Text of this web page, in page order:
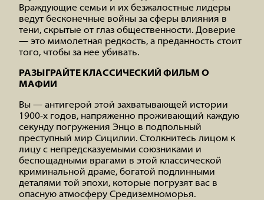
Враждующие семьи и их безжалостные лидеры
ведут бесконечные войны за сферы влияния в
тени, скрытые от глаз общественности. Доверие
— это мимолетная редкость, а преданность стоит
того, чтобы за нее убивать.
РАЗЫГРАЙТЕ КЛАССИЧЕСКИЙ ФИЛЬМ О
МАФИИ
Вы — антигерой этой захватывающей истории
1900-х годов, напряженно проживающий каждую
секунду погружения Энцо в подпольный
преступный мир Сицилии. Столкнитесь лицом к
лицу с непредсказуемыми союзниками и
беспощадными врагами в этой классической
криминальной драме, богатой подлинными
деталями той эпохи, которые погрузят вас в
опасную атмосферу Средиземноморья.